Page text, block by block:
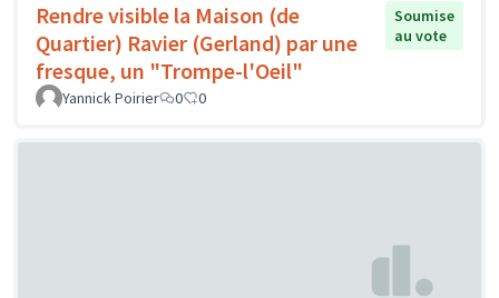
Rendre visible la Maison (de
Quartier) Ravier (Gerland) par une
fresque, un "Trompe-l'Oeil"
Soumise
au vote
Yannick Poirier 0 0